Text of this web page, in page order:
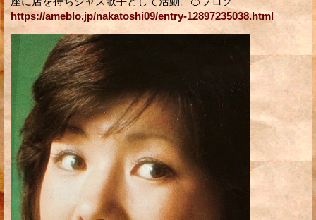
https://ameblo.jp/nakatoshi09/entry-12897235038.html